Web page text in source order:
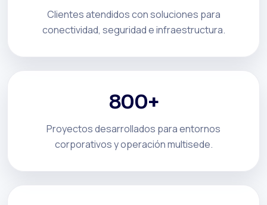
Clientes atendidos con soluciones para
conectividad, seguridad e infraestructura.
800+
Proyectos desarrollados para entornos
corporativos y operación multisede.